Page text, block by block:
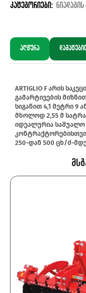
კატეგორიები:
აღწერა
ARTIGLIO F არის
გამარტივების
სიგანით 4,1 მეტრი 9
მხოლოდ 2,55 მ
იდეალურია საშუალო
250-დან 500 ცხ/ძ-